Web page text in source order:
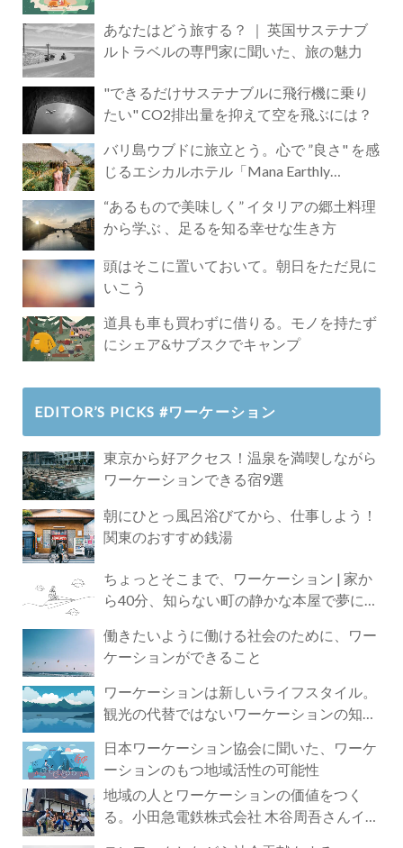
あなたはどう旅する？ ｜ 英国サステナブ
ルトラベルの専門家に聞いた、旅の魅力
"できるだけサステナブルに飛行機に乗り
たい" CO2排出量を抑えて空を飛ぶには？
バリ島ウブドに旅立とう。心で ”良さ" を感
じるエシカルホテル「Mana Earthly
“あるもので美味しく” イタリアの郷土料理
から学ぶ 、足るを知る幸せな生き方
頭はそこに置いておいて。朝日をただ見に
いこう
道具も車も買わずに借りる。モノを持たず
にシェア&サブスクでキャンプ
EDITOR’S PICKS #ワーケーション
東京から好アクセス！温泉を満喫しながら
ワーケーションできる宿9選
朝にひとっ風呂浴びてから、仕事しよう！
関東のおすすめ銭湯
ちょっとそこまで、ワーケーション | 家か
ら40分、知らない町の静かな本屋で夢に近
働きたいように働ける社会のために、ワー
ケーションができること
ワーケーションは新しいライフスタイル。
観光の代替ではないワーケーションの知ら
日本ワーケーション協会に聞いた、ワーケ
ーションのもつ地域活性の可能性
地域の人とワーケーションの価値をつく
る。小田急電鉄株式会社 木谷周吾さんイン